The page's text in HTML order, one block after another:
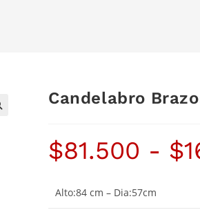
Candelabro
$81.500 - $
Alto:84 cm – Dia:57cm